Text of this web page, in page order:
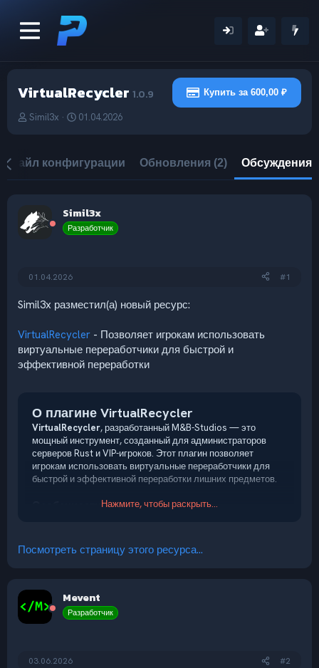
VirtualRecycler 1.0.9 Купить за 600,00 ₽
А
о
р
т
ы
Simil3x
Д
н
а
л
а
01.04.2026
Файл конфигурации Обновления (2) Обсуждения
Simil3x
Разработчик
01.04.2026 #1
Simil3x разместил(а) новый ресурс:
VirtualRecycler - Позволяет игрокам использовать
виртуальные переработчики для быстрой и
эффективной переработки
О плагине VirtualRecycler
VirtualRecycler, разработанный M&B-Studios — это
мощный инструмент, созданный для администраторов
серверов Rust и VIP-игроков. Этот плагин позволяет
игрокам использовать виртуальные переработчики для
быстрой и эффективной переработки лишних предметов.
виртуальный переработчик.
Нажмите, чтобы раскрыть...
Посмотреть страницу этого ресурса...
Mevent
Разработчик
03.06.2026 #2